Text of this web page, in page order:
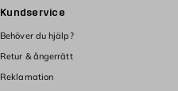
Kundservice
Behöver du hjälp?
Retur & ångerrätt
Reklamation